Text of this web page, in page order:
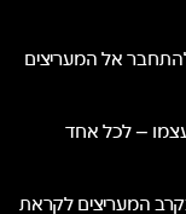
אל המעריצים
– לכל אחד
המעריצים לקראת